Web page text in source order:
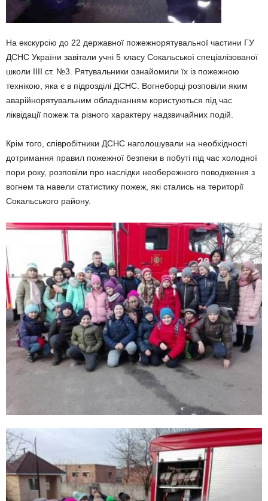
На екскурсію до 22 державної пожежнорятувальної частини ГУ
ДСНС України завітали учні 5 класу Сокальської спеціалізованої
школи ІІІІ ст. №3. Рятувальники ознайомили їх із пожежною
технікою, яка є в підрозділі ДСНС. Вогнеборці розповіли яким
аварійнорятувальним обладнанням користуються під час
ліквідації пожеж та різного характеру надзвичайних подій.
Крім того, співробітники ДСНС наголошували на необхідності
дотримання правил пожежної безпеки в побуті під час холодної
пори року, розповіли про наслідки необережного поводження з
вогнем та навели статистику пожеж, які стались на території
Сокальського району.